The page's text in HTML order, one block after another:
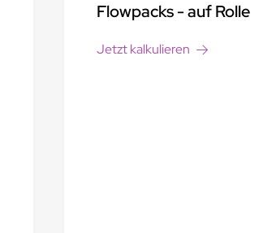
Flowpacks - auf Rolle
Jetzt kalkulieren